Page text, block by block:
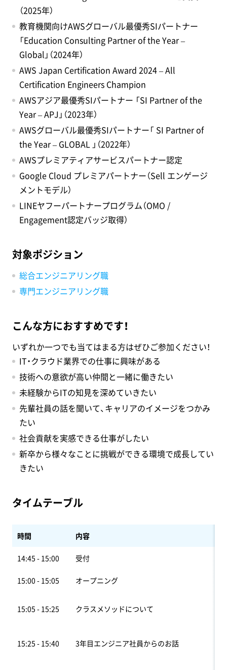
（2025年）
教育機関向けAWSグローバル最優秀SIパートナー
「Education Consulting Partner of the Year –
Global」（2024年）
AWS Japan Certification Award 2024 – All
Certification Engineers Champion
AWSアジア最優秀SIパートナー 「SI Partner of the
Year – APJ」（2023年）
AWSグローバル最優秀SIパートナー「 SI Partner of
the Year – GLOBAL 」（2022年）
AWSプレミアティアサービスパートナー認定
Google Cloud プレミアパートナー（Sell エンゲージ
メントモデル）
LINEヤフーパートナープログラム（OMO /
Engagement認定バッジ取得）
対象ポジション
総合エンジニアリング職
専門エンジニアリング職
こんな方におすすめです！
いずれか一つでも当てはまる方はぜひご参加ください！
IT・クラウド業界での仕事に興味がある
技術への意欲が高い仲間と一緒に働きたい
未経験からITの知見を深めていきたい
先輩社員の話を聞いて、キャリアのイメージをつかみ
たい
社会貢献を実感できる仕事がしたい
新卒から様々なことに挑戦ができる環境で成長してい
きたい
タイムテーブル
時間 内容
14:45 - 15:00 受付
15:00 - 15:05 オープニング
15:05 - 15:25 クラスメソッドについて
15:25 - 15:40 3年目エンジニア社員からのお話